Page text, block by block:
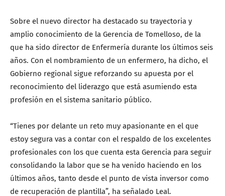
Sobre el nuevo director ha destacado su trayectoria y
amplio conocimiento de la Gerencia de Tomelloso, de la
que ha sido director de Enfermería durante los últimos seis
años. Con el nombramiento de un enfermero, ha dicho, el
Gobierno regional sigue reforzando su apuesta por el
reconocimiento del liderazgo que está asumiendo esta
profesión en el sistema sanitario público.
“Tienes por delante un reto muy apasionante en el que
estoy segura vas a contar con el respaldo de los excelentes
profesionales con los que cuenta esta Gerencia para seguir
consolidando la labor que se ha venido haciendo en los
últimos años, tanto desde el punto de vista inversor como
de recuperación de plantilla”, ha señalado Leal.